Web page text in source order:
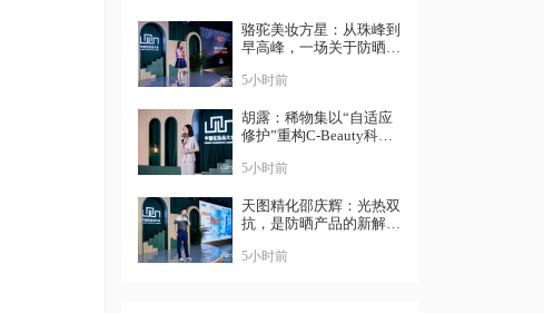
骆驼美妆方星：从珠峰到
早高峰，一场关于防晒
品大会
5小时前
胡露：稀物集以“自适应
修护”重构C-Beauty科学
5小时前
天图精化邵庆辉：光热双
抗，是防晒产品的新解法
5小时前